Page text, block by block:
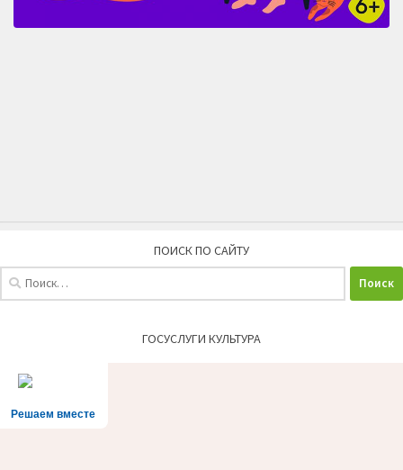
ПОИСК ПО САЙТУ
ГОСУСЛУГИ КУЛЬТУРА
Решаем вместе